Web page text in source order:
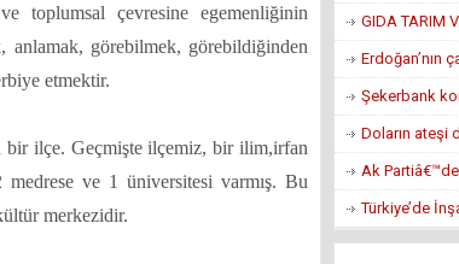
toplumsal çevresine egemenliğinin
anlamak, görebilmek, görebildiğinden
etmektir.
bir ilçe. Geçmişte ilçemiz, bir ilim,irfan
ve 1 üniversitesi varmış. Bu
merkezidir.
GIDA TARIM
Erdoğan’nın
Şekerbank
Doların ateşi
Ak
Türkiye’de